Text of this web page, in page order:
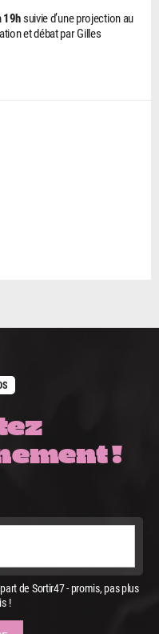
19hsuivie d’une projection au
et débat par Gilles
!
de Sortir47 - promis, pas plus
!